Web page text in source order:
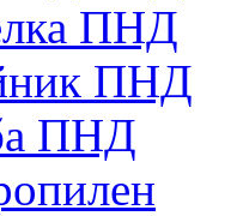
ПНД
ПНД
ПНД